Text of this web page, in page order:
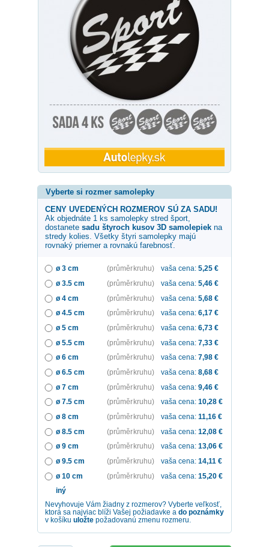
Vyberte si rozmer samolepky
CENY UVEDENÝCH ROZMEROV SÚ ZA SADU!
Ak objednáte 1 ks samolepky stred šport,
dostanete sadu štyroch kusov 3D samolepiek na
stredy kolies. Všetky štyri samolepky majú
rovnaký priemer a rovnakú farebnosť.
ø 3 cm (průměr kruhu) vaša cena: 5,25 €
ø 3.5 cm
(průměr kruhu) vaša cena: 5,46 €
ø 4 cm
(průměr kruhu) vaša cena: 5,68 €
ø 4.5 cm
(průměr kruhu) vaša cena: 6,17 €
ø 5 cm
(průměr kruhu) vaša cena: 6,73 €
ø 5.5 cm
(průměr kruhu) vaša cena: 7,33 €
ø 6 cm
(průměr kruhu) vaša cena: 7,98 €
ø 6.5 cm
(průměr kruhu) vaša cena: 8,68 €
ø 7 cm
(průměr kruhu) vaša cena: 9,46 €
ø 7.5 cm
(průměr kruhu) vaša cena: 10,28 €
ø 8 cm
(průměr kruhu) vaša cena: 11,16 €
ø 8.5 cm
(průměr kruhu) vaša cena: 12,08 €
ø 9 cm
(průměr kruhu) vaša cena: 13,06 €
ø 9.5 cm
(průměr kruhu) vaša cena: 14,11 €
ø 10 cm
(průměr kruhu) vaša cena: 15,20 €
iný
Nevyhovuje Vám žiadny z rozmerov? Vyberte veľkosť,
ktorá sa najviac blíži Vašej požiadavke a do poznámky
v košíku uložte požadovanú zmenu rozmeru.